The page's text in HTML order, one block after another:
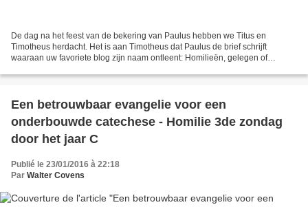
De dag na het feest van de bekering van Paulus hebben we Titus en
Timotheus herdacht. Het is aan Timotheus dat Paulus de brief schrijft
waaraan uw favoriete blog zijn naam ontleent: Homilieën, gelegen of
Een betrouwbaar evangelie voor een
onderbouwde catechese - Homilie 3de zondag
door het jaar C
Publié le 23/01/2016 à 22:18
Par Walter Covens